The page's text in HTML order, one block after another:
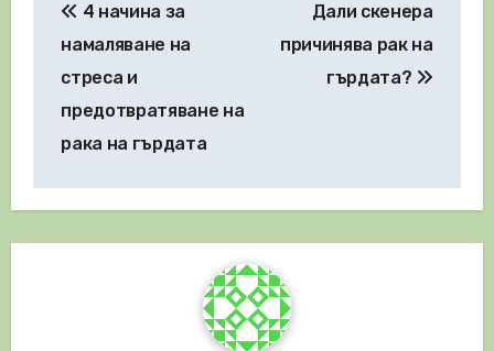
4 начина за
намаляване на
стреса и
предотвратяване на
рака на гърдата
Дали скенера
причинява рак на
гърдата?